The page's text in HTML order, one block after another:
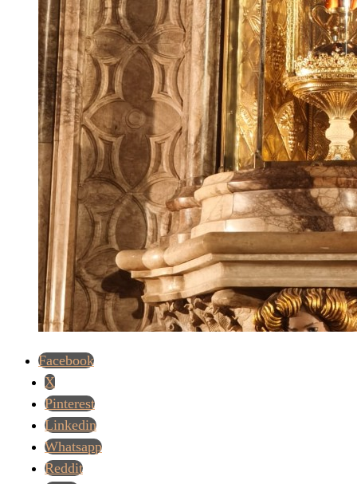
Facebook
X
Pinterest
Linkedin
Whatsapp
Reddit